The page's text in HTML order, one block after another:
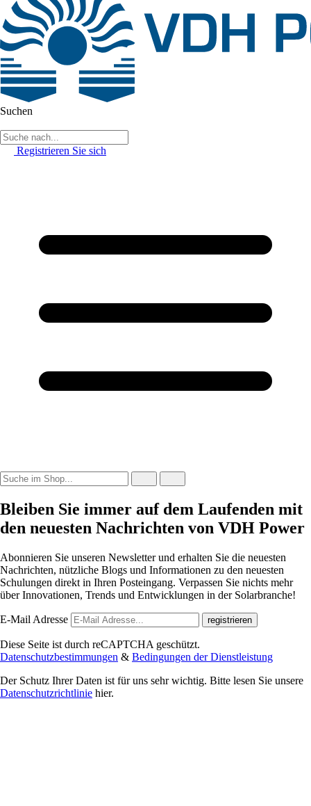
Suchen
Registrieren Sie sich
Bleiben Sie immer auf dem Laufenden mit
den neuesten Nachrichten von VDH Power
Abonnieren Sie unseren Newsletter und erhalten Sie die neuesten
Nachrichten, nützliche Blogs und Informationen zu den neuesten
Schulungen direkt in Ihren Posteingang. Verpassen Sie nichts mehr
über Innovationen, Trends und Entwicklungen in der Solarbranche!
E-Mail Adresse registrieren
Diese Seite ist durch reCAPTCHA geschützt.
Datenschutzbestimmungen & Bedingungen der Dienstleistung
Der Schutz Ihrer Daten ist für uns sehr wichtig. Bitte lesen Sie unsere
Datenschutzrichtlinie hier.